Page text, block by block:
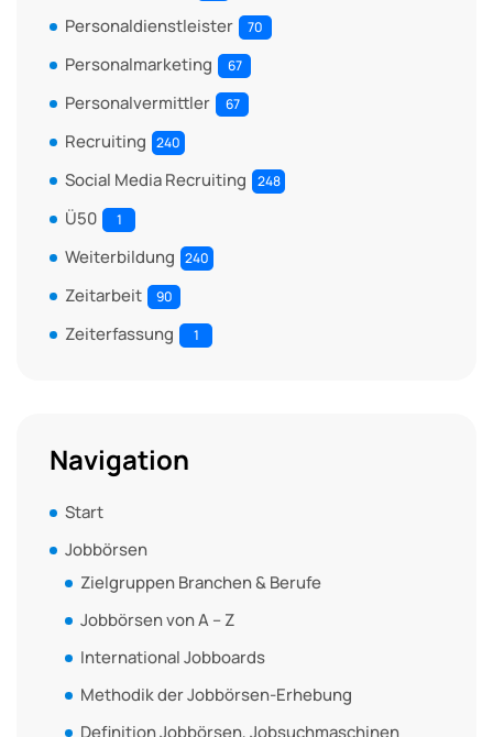
Personaldienstleister 70
Personalmarketing 67
Personalvermittler 67
Recruiting 240
Social Media Recruiting 248
Ü50 1
Weiterbildung 240
Zeitarbeit 90
Zeiterfassung 1
Navigation
Start
Jobbörsen
Zielgruppen Branchen & Berufe
Jobbörsen von A – Z
International Jobboards
Methodik der Jobbörsen-Erhebung
Definition Jobbörsen, Jobsuchmaschinen